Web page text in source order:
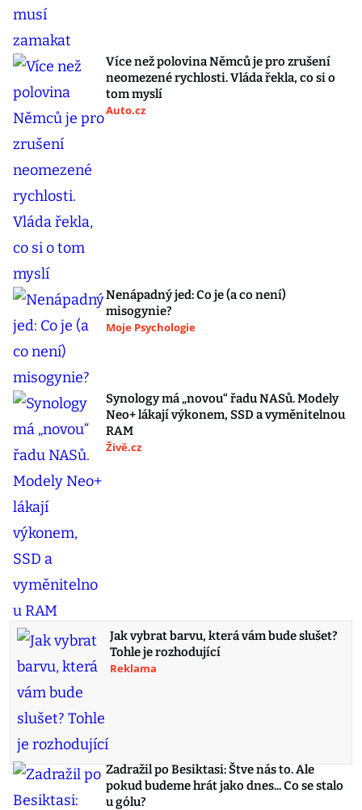
Více než polovina Němců je pro zrušení
neomezené rychlosti. Vláda řekla, co si o
tom myslí
Auto.cz
Nenápadný jed: Co je (a co není)
misogynie?
Moje Psychologie
Synology má „novou“ řadu NASů. Modely
Neo+ lákají výkonem, SSD a vyměnitelnou
RAM
Živě.cz
Jak vybrat barvu, která vám bude slušet?
Tohle je rozhodující
Reklama
Zadražil po Besiktasi: Štve nás to. Ale
pokud budeme hrát jako dnes... Co se stalo
u gólu?